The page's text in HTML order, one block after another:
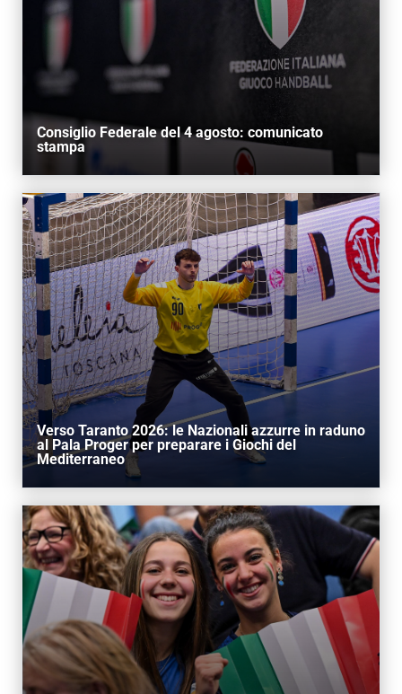
Consiglio Federale del 4 agosto: comunicato
stampa
Verso Taranto 2026: le Nazionali azzurre in raduno
al Pala Proger per preparare i Giochi del
Mediterraneo